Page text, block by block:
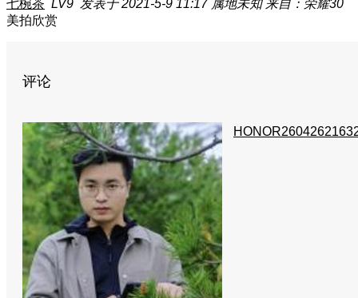
七椀茶 LV9 发表于 2021-5-9 11:17 属地未知 来自：荣耀30
美拍欣赏
评论